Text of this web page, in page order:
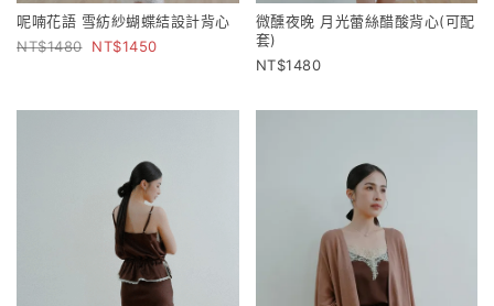
呢喃花語 雪紡紗蝴蝶結設計背心
1480
1450
微醺夜晚 月光蕾絲醋酸背心(可配
套)
1480